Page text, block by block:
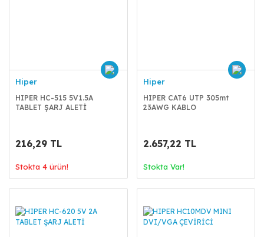
Hiper
HIPER HC-515 5V1.5A
TABLET ŞARJ ALETİ
216,29 TL
Stokta 4 ürün!
Hiper
HIPER CAT6 UTP 305mt
23AWG KABLO
2.657,22 TL
Stokta Var!